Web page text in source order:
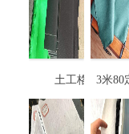
土工格室3米80